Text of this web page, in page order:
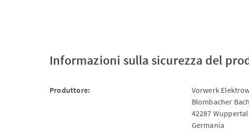
Informazioni sulla sicurezza del
Produttore:
Vorwerk
Blombacher
42287 Wuppertal
Germania